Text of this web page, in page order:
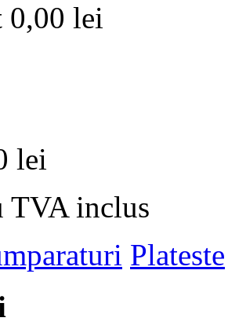
0,00 lei
lei
TVA inclus
Plateste